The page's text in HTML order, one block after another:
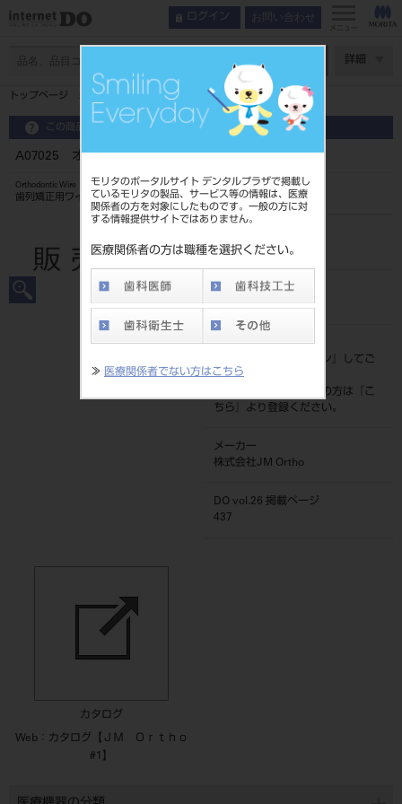
モリタのポータルサイト デンタルプラザで掲載し
ているモリタの製品、サービス等の情報は、医療
関係者の方を対象にしたものです。一般の方に対
する情報提供サイトではありません。
医療関係者の方は職種を選択ください。
≫ 医療関係者でない方はこちら
ログイン お問い合わせ
メニュー
詳細
トップページ A07025 オーソノルワイヤー 016×022 下顎用
この商品に関するお問い合わせ
A07025 オーソノルワイヤー 016×022 下顎用
Orthodontic Wire
歯列矯正用ワイヤ
2068503847025
JAN/EANコード
標準価格
ログイン
』してご
覧ください。
ネット会員登録がまだの方は『
こ
ちら
』より登録ください。
メーカー
株式会社JM Ortho
DO vol.26 掲載ページ
437
カタログ
Web：カタログ【ＪＭ Ｏｒｔｈｏ
#1】